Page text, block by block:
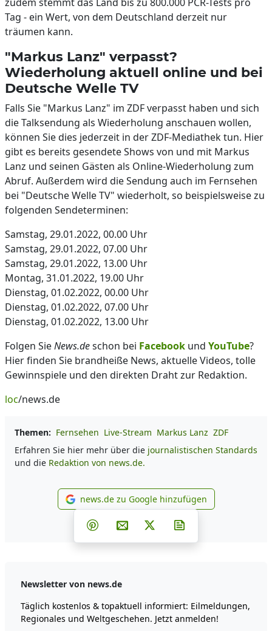
Tag - ein Wert, von dem Deutschland derzeit nur
träumen kann.
"Markus Lanz" verpasst?
Wiederholung aktuell online und bei
Deutsche Welle TV
Falls Sie "Markus Lanz" im ZDF verpasst haben und sich
die Talksendung als Wiederholung anschauen wollen,
können Sie dies jederzeit in der ZDF-Mediathek tun. Hier
gibt es bereits gesendete Shows von und mit Markus
Lanz und seinen Gästen als Online-Wiederholung zum
Abruf. Außerdem wird die Sendung auch im Fernsehen
bei "Deutsche Welle TV" wiederholt, so beispielsweise zu
folgenden Sendeterminen:
Samstag, 29.01.2022, 00.00 Uhr
Samstag, 29.01.2022, 07.00 Uhr
Samstag, 29.01.2022, 13.00 Uhr
Montag, 31.01.2022, 19.00 Uhr
Dienstag, 01.02.2022, 00.00 Uhr
Dienstag, 01.02.2022, 07.00 Uhr
Dienstag, 01.02.2022, 13.00 Uhr
Folgen SieNews.deschon bei Facebook und YouTube?
Hier finden Sie brandheiße News, aktuelle Videos, tolle
Gewinnspiele und den direkten Draht zur Redaktion.
loc/news.de
Themen: Fernsehen Live-Stream Markus Lanz ZDF
Erfahren Sie hier mehr über die journalistischen Standards
und die Redaktion von news.de.
news.de zu Google
news.de zu Google hinzufügen
Teilen auf Facebook
Teilen auf Whatsapp
Teilen auf Telegram
Teilen auf Pinterest
Per E-Mail teilen
Post auf X
Newsletter von news.de
Täglich kostenlos & topaktuell informiert: Eilmeldungen,
Regionales und Weltgeschehen. Jetzt anmelden!